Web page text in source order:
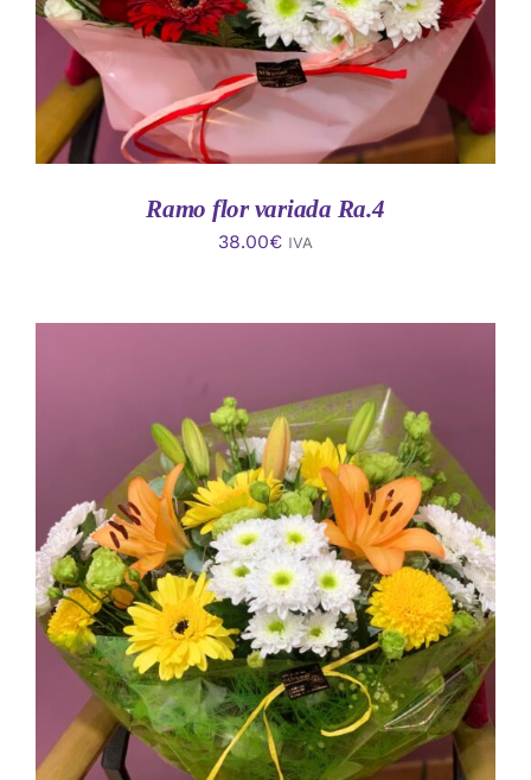
Ramo flor variada Ra.4
38.00€ IVA
AÑADIR AL CARRITO
/
DETALLES